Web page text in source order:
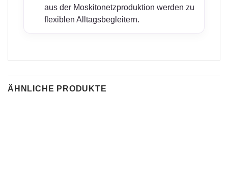
aus der Moskitonetzproduktion werden zu
flexiblen Alltagsbegleitern.
ÄHNLICHE PRODUKTE